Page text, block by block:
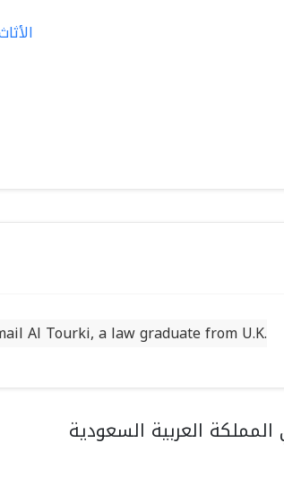
Al Tourki, a law graduate from U.K.
العربية السعودية